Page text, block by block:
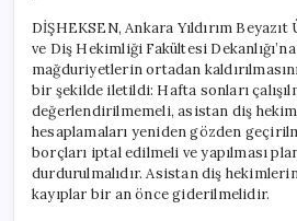
DİŞHEKSEN, Ankara Yıldırım
ve Diş Hekimliği Fakültesi
mağduriyetlerin ortadan
bir şekilde iletildi: Hafta sonları
değerlendirilmemeli, asistan diş
hesaplamaları yeniden gözden
borçları iptal edilmeli ve yapılması
durdurulmalıdır. Asistan diş
kayıplar bir an önce giderilmelidir.